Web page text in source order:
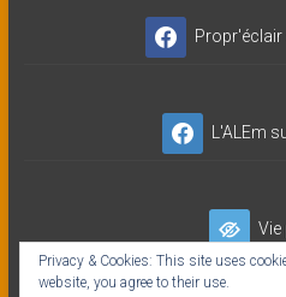
L'ALEm
Vie
Privacy & Cookies: This site uses
website, you agree to their use.